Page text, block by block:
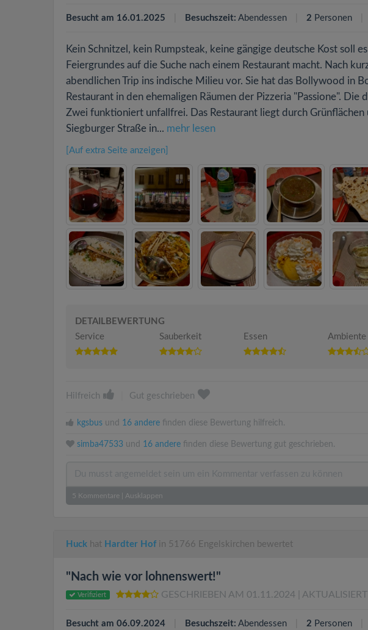
Besucht am 16.01.2025 Besuchszeit: Abendessen 2 Personen
Kein Schnitzel, kein Rumpsteak, keine gängige deutsche Kost soll
Feiergrundes auf die Suche nach einem Restaurant macht. Nach
abendlichen Trip ins indische Milieu vor. Sie hat das Bollywood in
Restaurant in den ehemaligen Räumen der Pizzeria "Passione". Die
Zwei funktioniert unfallfrei. Das Restaurant liegt durch
Siegburger Straße in... mehr lesen
[Auf extra Seite anzeigen]
DETAILBEWERTUNG
Service
Sauberkeit Essen Ambiente
Hilfreich Gut geschrieben
kgsbus und 16 andere finden diese Bewertung hilfreich.
simba47533 und 16 andere finden diese Bewertung gut geschrieben.
5 Kommentare Ausklappen
Huck hat Hardter Hof in 51766 Engelskirchen bewertet
"Nach wie vor lohnenswert!"
Verifiziert GESCHRIEBEN AM 01.11.2024 |
Besucht am 06.09.2024 Besuchszeit: Abendessen 2 Personen